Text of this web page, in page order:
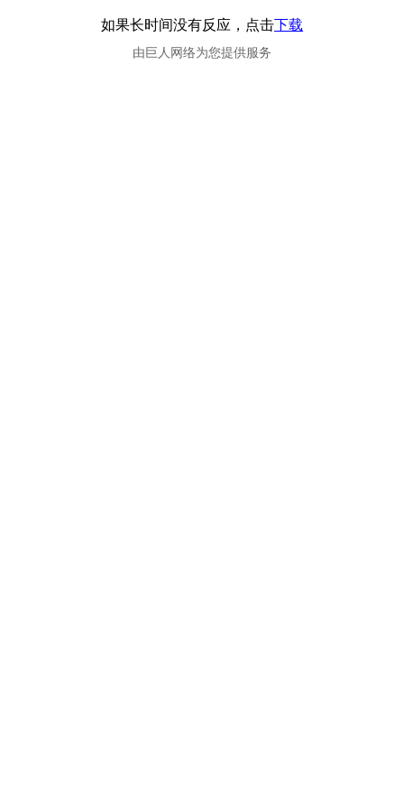
如果长时间没有反应，点击下载
由巨人网络为您提供服务